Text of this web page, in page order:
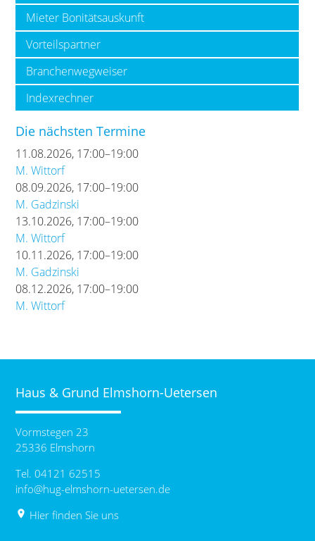
Mieter Bonitätsauskunft
Vorteilspartner
Branchenwegweiser
Indexrechner
Die nächsten Termine
11.08.2026, 17:00–19:00
M. Wittorf
08.09.2026, 17:00–19:00
M. Gadzinski
13.10.2026, 17:00–19:00
M. Wittorf
10.11.2026, 17:00–19:00
M. Gadzinski
08.12.2026, 17:00–19:00
M. Wittorf
Haus & Grund Elmshorn-Uetersen
Vormstegen 23
25336 Elmshorn
Tel. 04121 62515
info@hug-elmshorn-uetersen.de
place Hier finden Sie uns